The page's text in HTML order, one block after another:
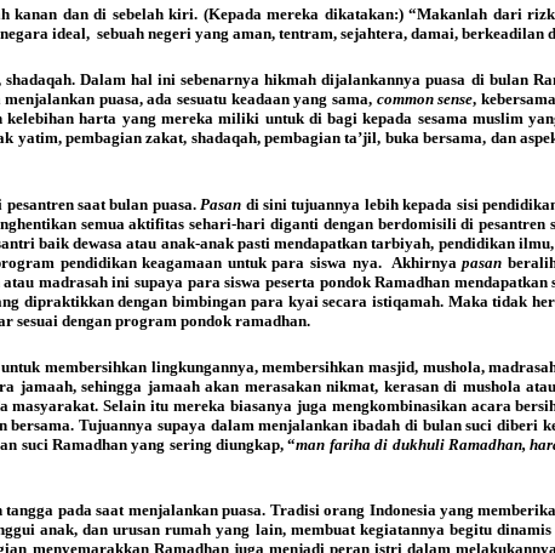
kanan dan di sebelah kiri. (Kepada mereka dikatakan:) “Makanlah dari
ideal, sebuah negeri yang aman, tentram, sejahtera, damai, berkeadilan
Dalam hal ini sebenarnya hikmah dijalankannya puasa di bulan
puasa, ada sesuatu keadaan yang sama, common sense,
harta yang mereka miliki untuk di bagi kepada sesama muslim
pembagian zakat, shadaqah, pembagian ta’jil, buka bersama, dan
saat bulan puasa. Pasan di sini tujuannya lebih kepada sisi
semua aktifitas sehari-hari diganti dengan berdomisili di pesantren
baik dewasa atau anak-anak pasti mendapatkan tarbiyah, pendidikan
pendidikan keagamaan untuk para siswa nya. Akhirnyapasan
madrasah ini supaya para siswa peserta pondok Ramadhan
dipraktikkan dengan bimbingan para kyai secara istiqamah. Maka tidak
sesuai dengan program pondok ramadhan.
membersihkan lingkungannya, membersihkan masjid, mushola,
sehingga jamaah akan merasakan nikmat, kerasan di mushola
Selain itu mereka biasanya juga mengkombinasikan acara
Tujuannya supaya dalam menjalankan ibadah di bulan suci diberi
suci Ramadhan yang sering diungkap, “man fariha di dukhuli Ramadhan,
pada saat menjalankan puasa. Tradisi orang Indonesia yang
anak, dan urusan rumah yang lain, membuat kegiatannya begitu
menyemarakkan Ramadhan juga menjadi peran istri dalam